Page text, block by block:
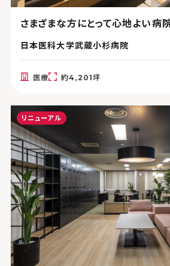
さまざまな方にとって心地よい病
日本医科大学武蔵小杉病院
医療 約4,201坪
リニューアル